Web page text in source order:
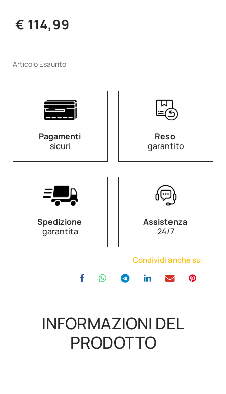
€ 114,99
Articolo Esaurito
Pagamenti
sicuri
Reso
garantito
Spedizione
garantita
Assistenza
24/7
Condividi anche su:
INFORMAZIONI DEL
PRODOTTO